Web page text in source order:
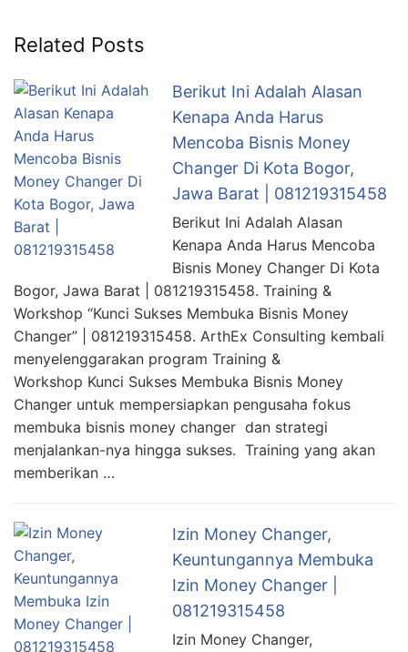
Related Posts
Berikut Ini Adalah Alasan
Kenapa Anda Harus
Mencoba Bisnis Money
Changer Di Kota Bogor,
Jawa Barat | 081219315458
Berikut Ini Adalah Alasan
Kenapa Anda Harus Mencoba
Bisnis Money Changer Di Kota
Bogor, Jawa Barat | 081219315458. Training &
Workshop “Kunci Sukses Membuka Bisnis Money
Changer” | 081219315458. ArthEx Consulting kembali
menyelenggarakan program Training &
Workshop Kunci Sukses Membuka Bisnis Money
Changer untuk mempersiapkan pengusaha fokus
membuka bisnis money changer dan strategi
menjalankan-nya hingga sukses. Training yang akan
memberikan …
Izin Money Changer,
Keuntungannya Membuka
Izin Money Changer |
081219315458
Izin Money Changer,